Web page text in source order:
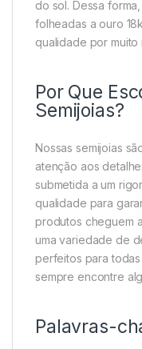
do sol. Dessa
folheadas a ouro
qualidade por muito
Por Que
Semijoias?
Nossas semijoias
atenção aos
submetida a um
qualidade para
produtos cheguem
uma variedade de
perfeitos para
sempre encontre
Palavras-